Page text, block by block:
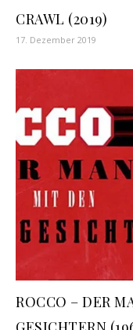
CRAWL (2019)
17. Dezember 2019
ROCCO – DER